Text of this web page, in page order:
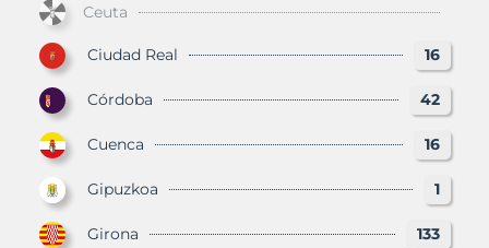
Ceuta
Ciudad Real 16
Córdoba 42
Cuenca 16
Gipuzkoa 1
Girona 133